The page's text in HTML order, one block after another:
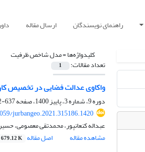
راهنمای نویسندگان ارسال مقاله
کلیدواژه‌ها =مدل شاخص ظرفیت
تعداد مقالات: 1
واکاوی عدالت فضایی در تخصیص
دوره 9، شماره 3، پاییز 1400، صفحه
637-662
jurbangeo.2021.315186.1420
عبداله کنعانپور، محمدتقی معصومی،
مشاهده مقاله
اصل مقاله 679.12 K